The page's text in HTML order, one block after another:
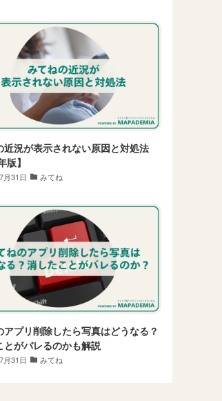
近況が表示されない原因と対処法
版】
月31日 みてね
アプリ削除したら写真はどうなる？
とがバレるのかも解説
月31日 みてね